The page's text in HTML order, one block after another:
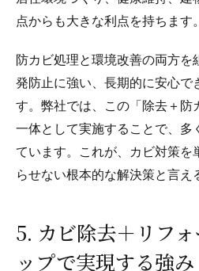
点からも大きな利点を持ちます。
防カビ処理と環境改善の両方を
発防止に強い、長期的に安心で
す。弊社では、この「除去＋防
一体として実施することで、多
ています。これが、カビ対策を
らせない根本的な解決策と言え
5. カビ除去＋リフ
ップで実現する強み